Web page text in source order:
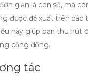
giản là con số, mà
được đề xuất trên
này giúp bạn thu
cộng đồng.
tác